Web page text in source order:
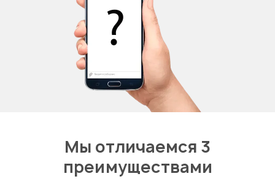
Мы отличаемся 3
преимуществами